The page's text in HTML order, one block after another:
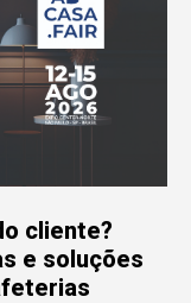
cliente?
e soluções